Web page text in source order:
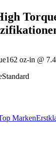
162 oz-in @
Standard
Marken